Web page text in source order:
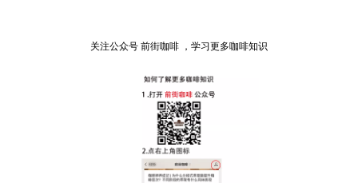
关注公众号 前街咖啡 ，学习更多咖啡知识